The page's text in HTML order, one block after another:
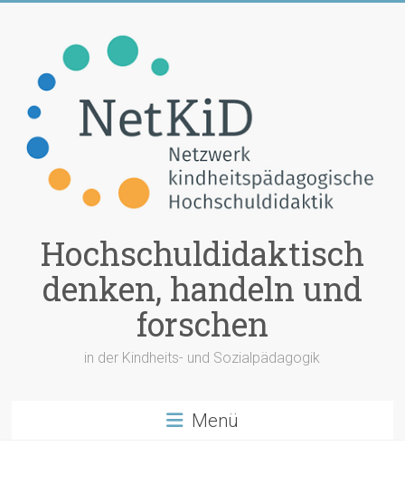
Hochschuldidaktisch
denken, handeln und
forschen
in der Kindheits- und Sozialpädagogik
Menü